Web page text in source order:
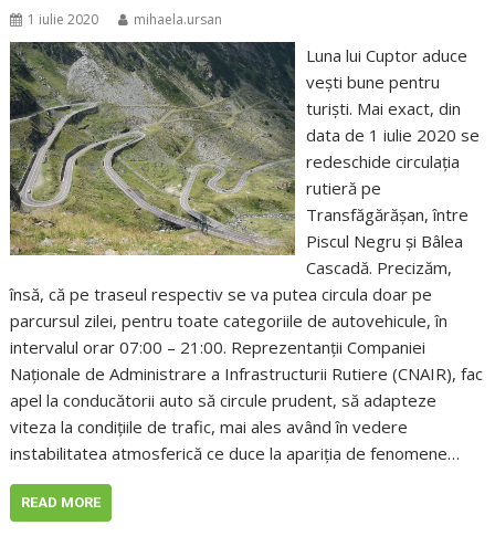
1 iulie 2020 mihaela.ursan
Luna lui Cuptor aduce
vești bune pentru
turiști. Mai exact, din
data de 1 iulie 2020 se
redeschide circulația
rutieră pe
Transfăgărășan, între
Piscul Negru și Bâlea
Cascadă. Precizăm,
însă, că pe traseul respectiv se va putea circula doar pe
parcursul zilei, pentru toate categoriile de autovehicule, în
intervalul orar 07:00 – 21:00. Reprezentanții Companiei
Naţionale de Administrare a Infrastructurii Rutiere (CNAIR), fac
apel la conducătorii auto să circule prudent, să adapteze
viteza la condițiile de trafic, mai ales având în vedere
instabilitatea atmosferică ce duce la apariția de fenomene…
READ MORE